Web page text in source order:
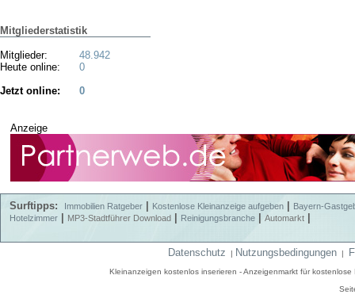
Mitgliederstatistik
Mitglieder:
Heute online:
48.942
0
Jetzt online:
0
Anzeige
Surftipps: Immobilien Ratgeber Kostenlose Kleinanzeige aufgeben
Bayern-
Hotelzimmer
MP3-Stadtführer Download Reinigungsbranche Automarkt
Datenschutz | Nutzungsbedingungen |
Kleinanzeigen kostenlos inserieren - Anzeigenmarkt für